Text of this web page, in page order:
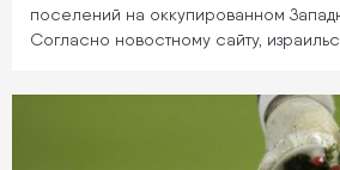
поселений на оккупированном
Согласно новостному сайту,